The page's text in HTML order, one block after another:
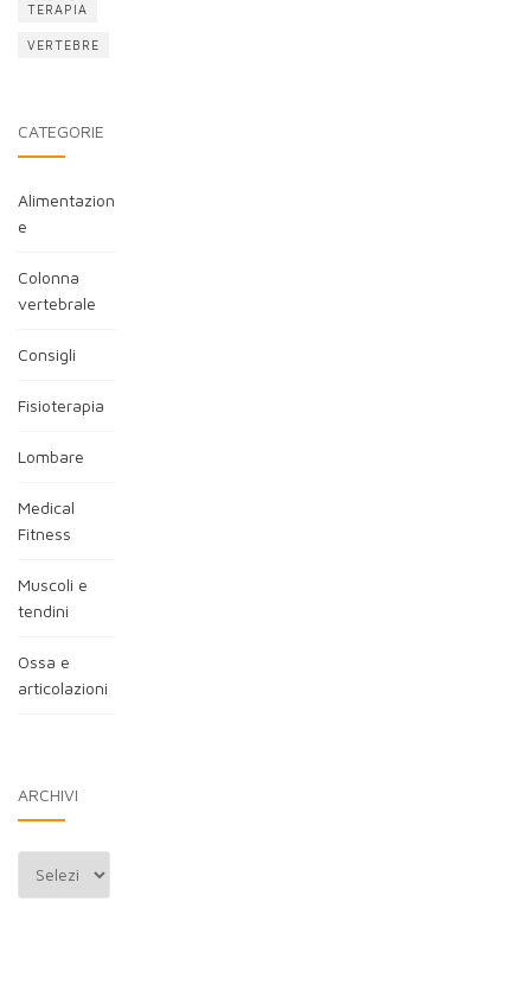
TERAPIA
VERTEBRE
CATEGORIE
Alimentazion
e
Colonna
vertebrale
Consigli
Fisioterapia
Lombare
Medical
Fitness
Muscoli e
tendini
Ossa e
articolazioni
ARCHIVI
Archivi